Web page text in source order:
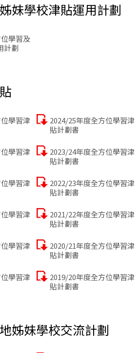
妹學校津貼運用計劃
學習及
計劃
學習津
2024/25年度全方位學習津
貼計劃書
學習津
2023/24年度全方位學習津
貼計劃書
學習津
2022/23年度全方位學習津
貼計劃書
學習津
2021/22年度全方位學習津
貼計劃書
學習津
2020/21年度全方位學習津
貼計劃書
學習津
2019/20年度全方位學習津
貼計劃書
姊妹學校交流計劃